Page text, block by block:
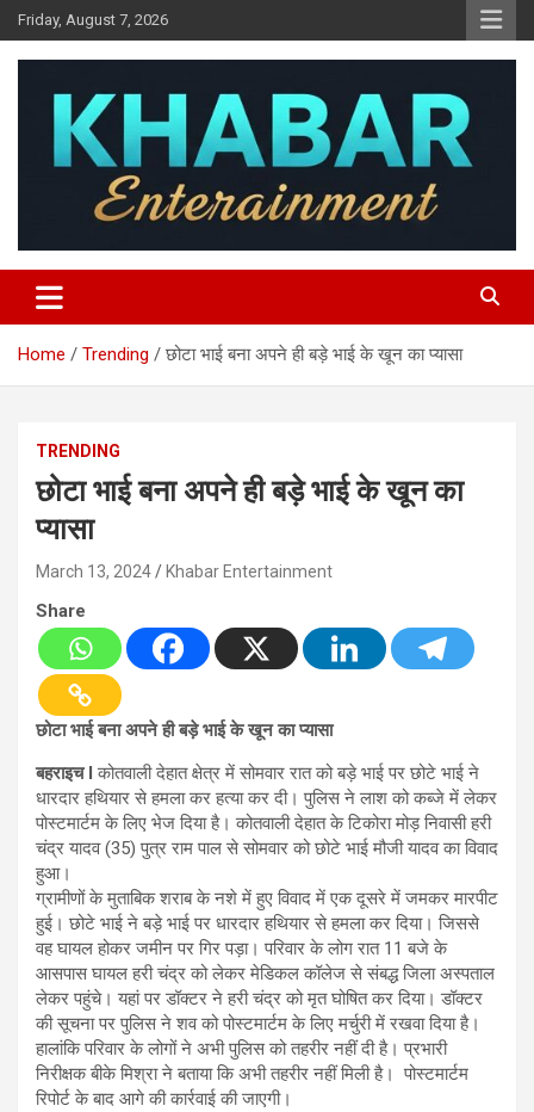
Skip
to
content
Friday, August 7, 2026
Khabar Entertainment
Home Trending छोटा भाई बना अपने ही बड़े भाई के खून का प्यासा
TRENDING
छोटा भाई बना अपने ही बड़े भाई के खून का
प्यासा
March 13, 2024 Khabar Entertainment
Share
छोटा भाई बना अपने ही बड़े भाई के खून का प्यासा
बहराइच lकोतवाली देहात क्षेत्र में सोमवार रात को बड़े भाई पर छोटे भाई ने
धारदार हथियार से हमला कर हत्या कर दी। पुलिस ने लाश को कब्जे में लेकर
पोस्टमार्टम के लिए भेज दिया है। कोतवाली देहात के टिकोरा मोड़ निवासी हरी
चंद्र यादव (35) पुत्र राम पाल से सोमवार को छोटे भाई मौजी यादव का विवाद
हुआ।
ग्रामीणों के मुताबिक शराब के नशे में हुए विवाद में एक दूसरे में जमकर मारपीट
हुई। छोटे भाई ने बड़े भाई पर धारदार हथियार से हमला कर दिया। जिससे
वह घायल होकर जमीन पर गिर पड़ा। परिवार के लोग रात 11 बजे के
आसपास घायल हरी चंद्र को लेकर मेडिकल कॉलेज से संबद्ध जिला अस्पताल
लेकर पहुंचे। यहां पर डॉक्टर ने हरी चंद्र को मृत घोषित कर दिया। डॉक्टर
की सूचना पर पुलिस ने शव को पोस्टमार्टम के लिए मर्चुरी में रखवा दिया है।
हालांकि परिवार के लोगों ने अभी पुलिस को तहरीर नहीं दी है। प्रभारी
निरीक्षक बीके मिश्रा ने बताया कि अभी तहरीर नहीं मिली है। पोस्टमार्टम
रिपोर्ट के बाद आगे की कार्रवाई की जाएगी।